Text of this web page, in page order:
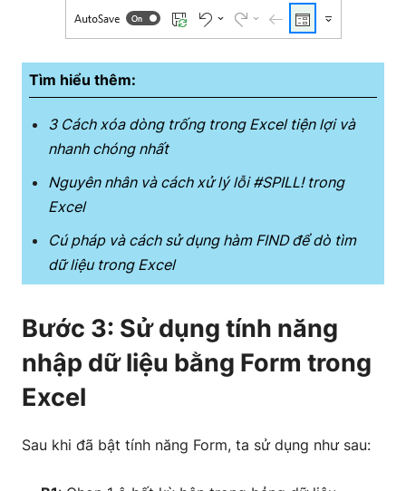
Tìm hiểu thêm:
3 Cách xóa dòng trống trong Excel tiện lợi và
nhanh chóng nhất
Nguyên nhân và cách xử lý lỗi #SPILL! trong
Excel
Cú pháp và cách sử dụng hàm FIND để dò tìm
dữ liệu trong Excel
Bước 3: Sử dụng tính năng
nhập dữ liệu bằng Form trong
Excel
Sau khi đã bật tính năng Form, ta sử dụng như sau: